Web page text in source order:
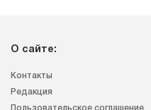
О сайте:
Контакты
Редакция
Пользовательское соглашение